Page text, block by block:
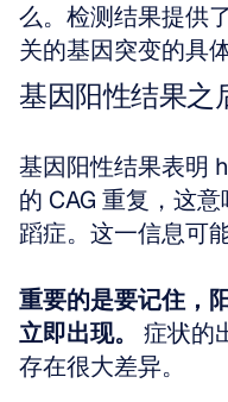
么。检测结果提供
关的基因突变的具
基因阳性结果之
基因阳性结果表明
的 CAG 重复，这
蹈症。这一信息可
重要的是要记住，
立即出现。
症状的
存在很大差异。